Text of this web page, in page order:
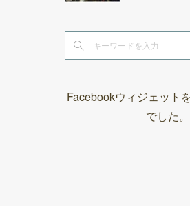
Facebookウィジェット
でした。